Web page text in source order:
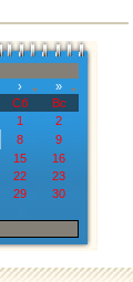
›
»
Сб
Вс
1
2
8
9
15
16
22
23
29
30